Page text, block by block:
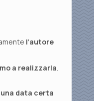
l’autore
a realizzarla.
data certa